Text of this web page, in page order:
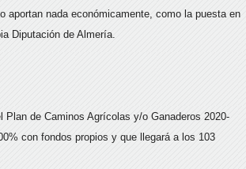
aportan nada económicamente, como la puesta en
Diputación de Almería.
Plan de Caminos Agrícolas y/o Ganaderos 2020-
con fondos propios y que llegará a los 103